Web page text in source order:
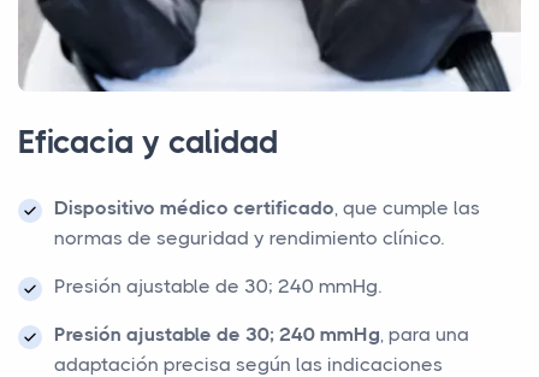
Eficacia y calidad
Dispositivo médico certificado, que cumple las
normas de seguridad y rendimiento clínico.
Presión ajustable de 30; 240 mmHg.
Presión ajustable de 30; 240 mmHg, para una
adaptación precisa según las indicaciones